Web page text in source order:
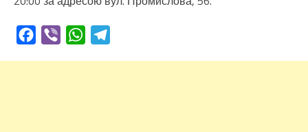
Facebook
Viber WhatsApp